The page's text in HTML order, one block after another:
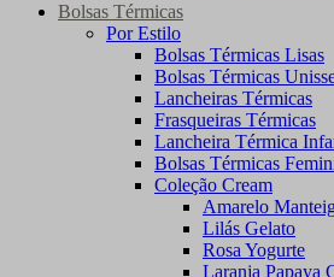
Bolsas Térmicas
Por Estilo
Bolsas Térmicas Lisas
Bolsas Térmicas
Lancheiras Térmicas
Frasqueiras Térmicas
Lancheira Térmica
Bolsas Térmicas
Coleção Cream
Amarelo
Lilás Gelato
Rosa Yogurte
Laranja Papaya